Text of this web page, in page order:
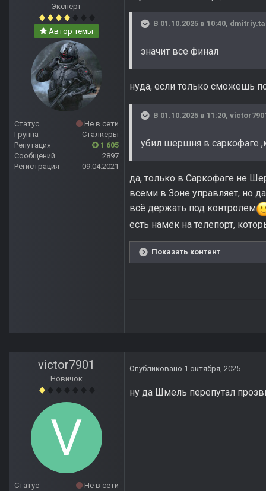
Эксперт
Автор темы
Статус
Не в сети
Группа
Сталкеры
Репутация
1 605
Сообщений
2897
Регистрация
09.04.2021
В 01.10.2025 в 10:40,
значит все финал
нуда, если только сможешь
В 01.10.2025 в 11:20,
убил шершня в саркофаге
да, только в Саркофаге не
всеми в Зоне управляет, но
всё держать под контролем
есть намёк на телепорт,
Показать контент
victor7901
Новичок
Статус
Не в сети
Опубликовано 1 октября, 2025
ну да Шмель перепутал